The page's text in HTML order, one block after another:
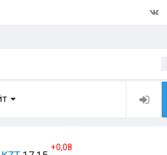
+0,08